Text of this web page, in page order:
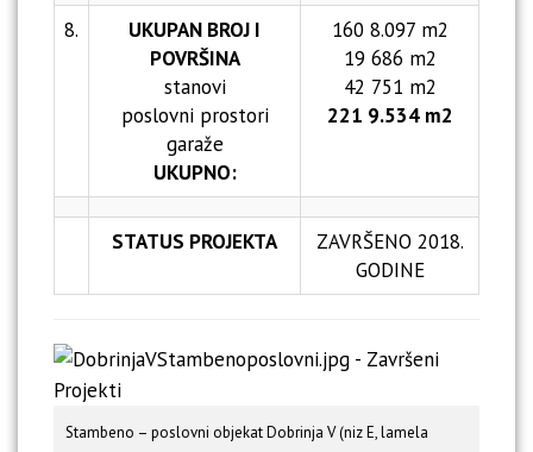
8.
UKUPAN BROJ I
POVRŠINA
stanovi
poslovni prostori
garaže
UKUPNO:
160 8.097 m2
19 686 m2
42 751 m2
221 9.534 m2
STATUS PROJEKTA
ZAVRŠENO 2018.
GODINE
Stambeno – poslovni objekat Dobrinja V (niz E, lamela